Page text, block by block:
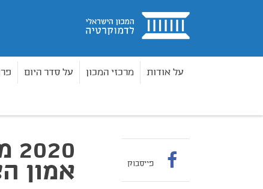
בית
על אודות מרכזי המכון על סדר היום
אמון פייסבוק